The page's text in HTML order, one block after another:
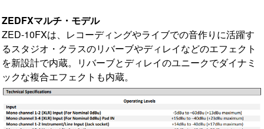
ZEDFXマルチ・モデル
ZED-10FXは、レコーディングやライブでの音作りに活躍す
るスタジオ・クラスのリバーブやディレイなどのエフェクト
を新設計で内蔵。リバーブとディレイのユニークでダイナミ
ックな複合エフェクトも内蔵。